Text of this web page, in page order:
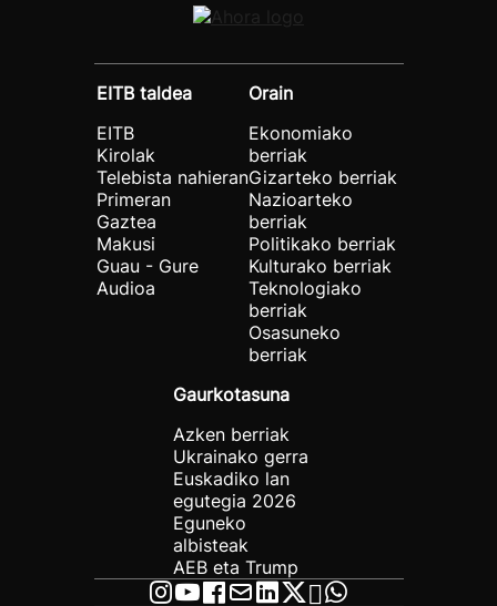
EITB taldea
EITB
Kirolak
Telebista nahieran
Primeran
Gaztea
Makusi
Guau - Gure
Audioa
Orain
Ekonomiako
berriak
Gizarteko berriak
Nazioarteko
berriak
Politikako berriak
Kulturako berriak
Teknologiako
berriak
Osasuneko
berriak
Gaurkotasuna
Azken berriak
Ukrainako gerra
Euskadiko lan
egutegia 2026
Eguneko
albisteak
AEB eta Trump